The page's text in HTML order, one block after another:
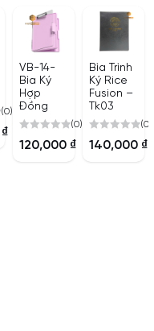
(0)
₫
VB-14-
Bìa Ký
Hợp
Đồng
0
(0)
120,000 ₫
Bìa Trình
Ký Rice
Fusion –
Tk03
0
(0)
140,000 ₫